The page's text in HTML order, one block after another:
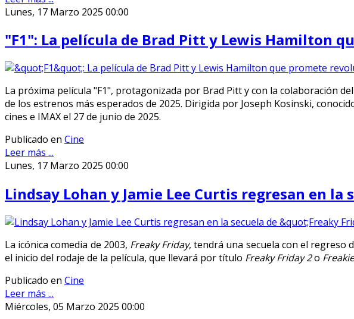
Lunes, 17 Marzo 2025 00:00
"F1": La película de Brad Pitt y Lewis Hamilton
La próxima película "F1", protagonizada por Brad Pitt y con la colaboración
de los estrenos más esperados de 2025. Dirigida por Joseph Kosinski,
cines e IMAX el 27 de junio de 2025.
Publicado en Cine
Leer más ...
Lunes, 17 Marzo 2025 00:00
Lindsay Lohan y Jamie Lee Curtis regresan en la
La icónica comedia de 2003, Freaky Friday, tendrá una secuela con el regreso
el inicio del rodaje de la película, que llevará por título Freaky Friday 2o
Publicado en Cine
Leer más ...
Miércoles, 05 Marzo 2025 00:00